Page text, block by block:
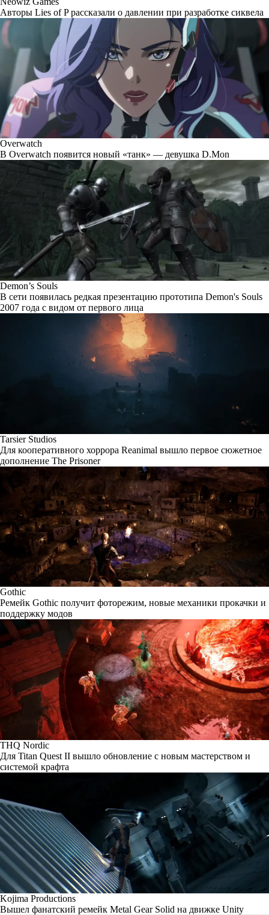
Авторы Lies of P рассказали о давлении при разработке сиквела
Overwatch
В Overwatch появится новый «танк» — девушка D.Mon
Demon’s Souls
В сети появилась редкая презентацию прототипа Demon's Souls
2007 года с видом от первого лица
Tarsier Studios
Для кооперативного хоррора Reanimal вышло первое сюжетное
дополнение The Prisoner
Gothic
Ремейк Gothic получит фоторежим, новые механики прокачки и
поддержку модов
THQ Nordic
Для Titan Quest II вышло обновление с новым мастерством и
системой крафта
Kojima Productions
Вышел фанатский ремейк Metal Gear Solid на движке Unity